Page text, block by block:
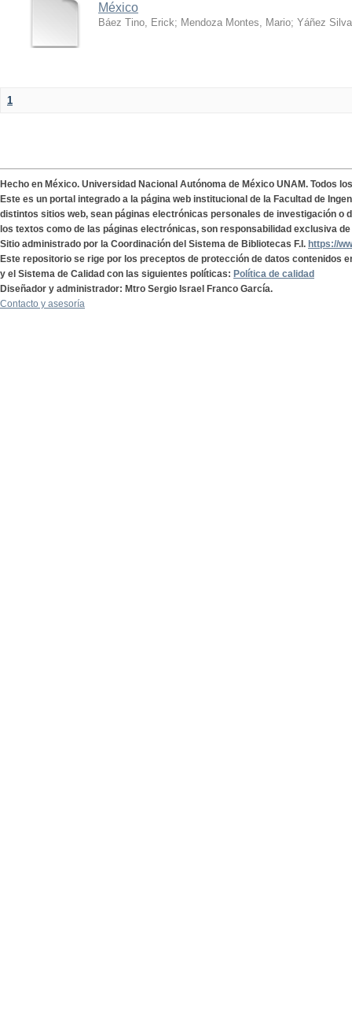
México
Báez Tino, Erick; Mendoza Montes, Mario; Yáñez
1
Hecho en México. Universidad Nacional Autónoma de México UNAM. Todos
Este es un portal integrado a la página web institucional de la Facultad de
distintos sitios web, sean páginas electrónicas personales de investigación o
los textos como de las páginas electrónicas, son responsabilidad exclusiva
Sitio administrado por la Coordinación del Sistema de Bibliotecas F.I. https://
Este repositorio se rige por los preceptos de protección de datos contenidos
y el Sistema de Calidad con las siguientes políticas: Política de calidad
Diseñador y administrador: Mtro Sergio Israel Franco García.
Contacto y asesoría